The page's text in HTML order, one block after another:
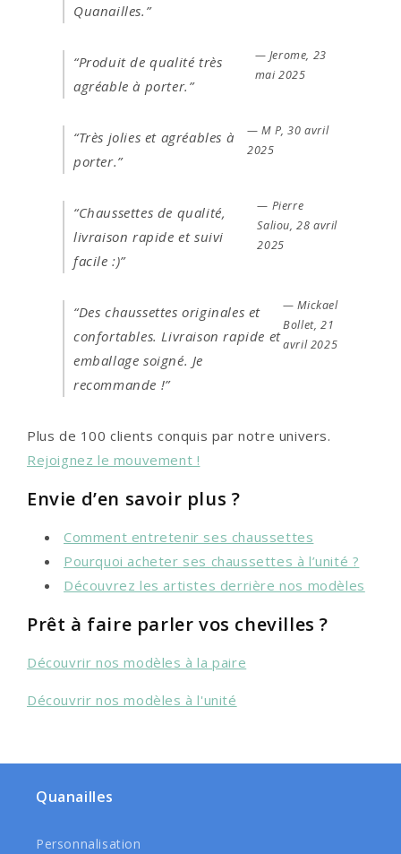
Quanailles.”
“Produit de qualité très
agréable à porter.”
— Jerome, 23
mai 2025
“Très jolies et agréables à
porter.”
— M P, 30 avril
2025
“Chaussettes de qualité,
livraison rapide et suivi
facile :)”
— Pierre
Saliou, 28 avril
2025
“Des chaussettes originales et
confortables. Livraison rapide et
emballage soigné. Je
recommande !”
— Mickael
Bollet, 21
avril 2025
Plus de 100 clients conquis par notre univers.
Rejoignez le mouvement !
Envie d’en savoir plus ?
Comment entretenir ses chaussettes
Pourquoi acheter ses chaussettes à l’unité ?
Découvrez les artistes derrière nos modèles
Prêt à faire parler vos chevilles ?
Découvrir nos modèles à la paire
Découvrir nos modèles à l'unité
Quanailles
Personnalisation